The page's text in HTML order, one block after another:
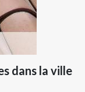
dans la ville